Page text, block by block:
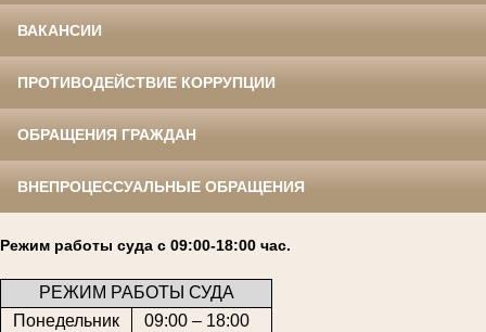
ВАКАНСИИ
ПРОТИВОДЕЙСТВИЕ КОРРУПЦИИ
ОБРАЩЕНИЯ ГРАЖДАН
ВНЕПРОЦЕССУАЛЬНЫЕ ОБРАЩЕНИЯ
Режим работы суда с 09:00-18:00 час.
РЕЖИМ РАБОТЫ СУДА
Понедельник
09:00 – 18:00